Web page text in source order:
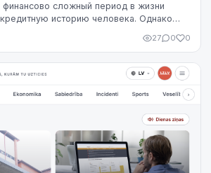
финансово сложный период в жизни
историю человека. Однако
Кредитную историю можно
обязательств и продуманные
27 0 0